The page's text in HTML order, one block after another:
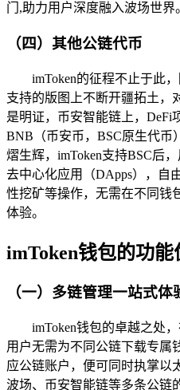
门,助力用户深度融入波场世界
（四）其他公链代币
imToken的征程不止于此
支持的版图上不断开疆拓土，
是明证，币安智能链上，DeFi
BNB（币安币，BSC原生代币
熠生辉，imToken支持BSC后
去中心化应用（DApps），自
性挖矿等操作，无需在不同钱
体验。
imToken钱包的功能
（一）多链管理一站式体
imToken钱包的卓越之处
用户无需为不同公链下载专属
应公链账户，便可同时执掌以
波场、币安智能链等多条公链